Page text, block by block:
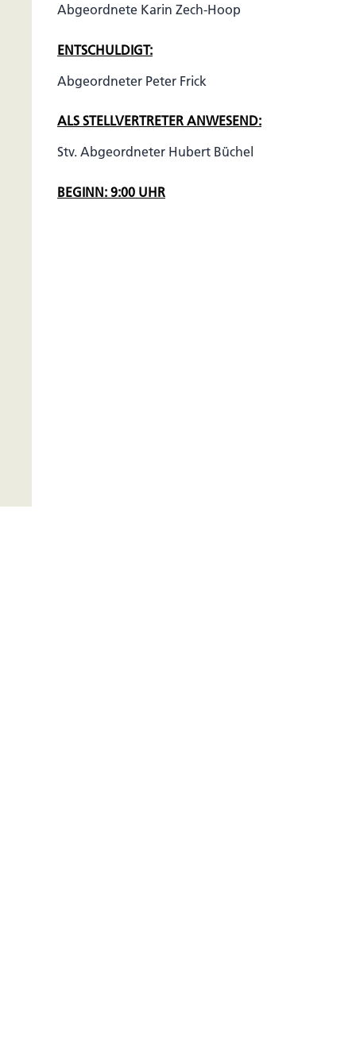
Abgeordnete Karin Zech-Hoop
ENTSCHULDIGT:
Abgeordneter Peter Frick
ALS STELLVERTRETER ANWESEND:
Stv. Abgeordneter Hubert Büchel
BEGINN: 9:00 UHR